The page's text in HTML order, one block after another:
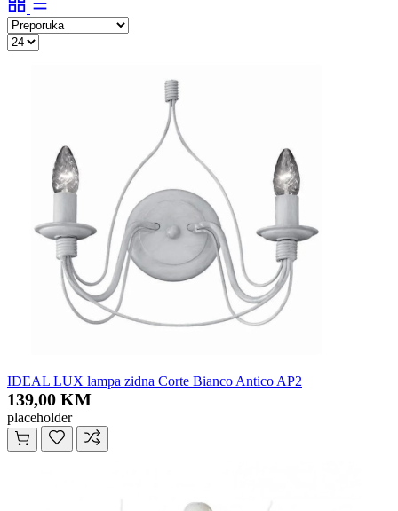
IDEAL LUX lampa zidna Corte Bianco Antico AP2
139,00 KM
placeholder